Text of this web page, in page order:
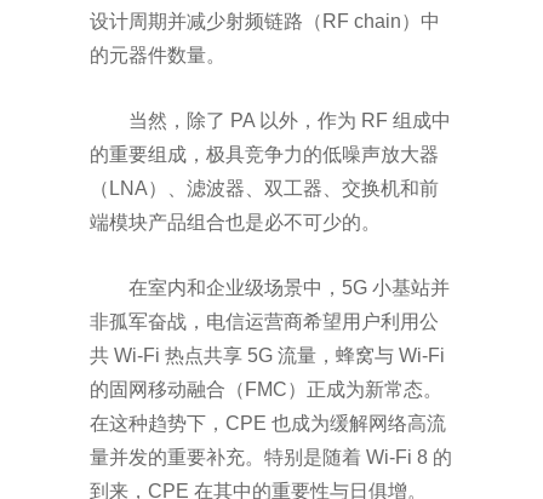
设计周期并减少射频链路（ RF chain）中
的元器件数量。
当然，除了 PA 以外，作为 RF 组成中
的重要组成，极具竞争力的低噪声放大器
（ LNA）、滤波器、双工器、交换机和前
端模块产品组合也是必不可少的。
在室内和企业级场景中， 5G 小基站并
非孤军奋战，电信运营商希望用户利用公
共 Wi-Fi 热点共享 5G 流量，蜂窝与 Wi-Fi
的固网移动融合（ FMC）正成为新常态。
在这种趋势下， CPE 也成为缓解网络高流
量并发的重要补充。特别是随着 Wi-Fi 8 的
到来， CPE 在其中的重要性与日俱增。